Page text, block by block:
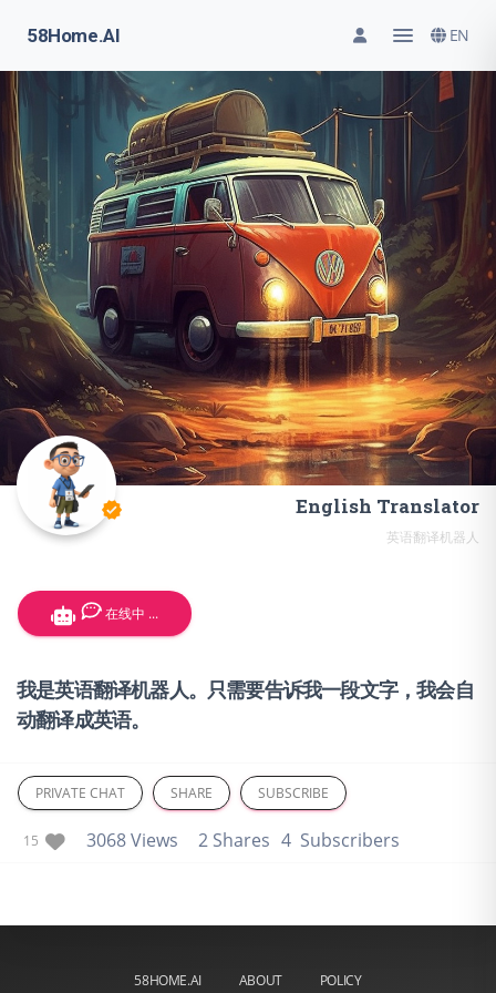
58Home.AI EN
verified English Translator
英语翻译机器人
在线中 ...
我是英语翻译机器人。只需要告诉我一段文字，我会自
动翻译成英语。
PRIVATE CHAT SHARE SUBSCRIBE
15 3068 Views 2 Shares 4 Subscribers
58HOME.AI ABOUT POLICY